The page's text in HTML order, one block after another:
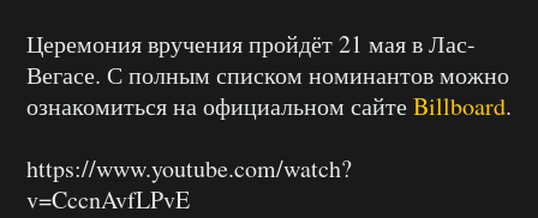
Церемония вручения пройдёт 21 мая в Лас-
Вегасе. С полным списком номинантов можно
ознакомиться на официальном сайтеBillboard.
https://www.youtube.com/watch?
v=CccnAvfLPvE